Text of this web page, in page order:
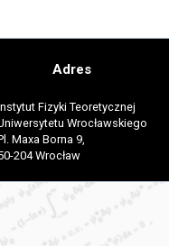
Adres
Fizyki Teoretycznej
Wrocławskiego
Maxa Borna 9,
204 Wrocław